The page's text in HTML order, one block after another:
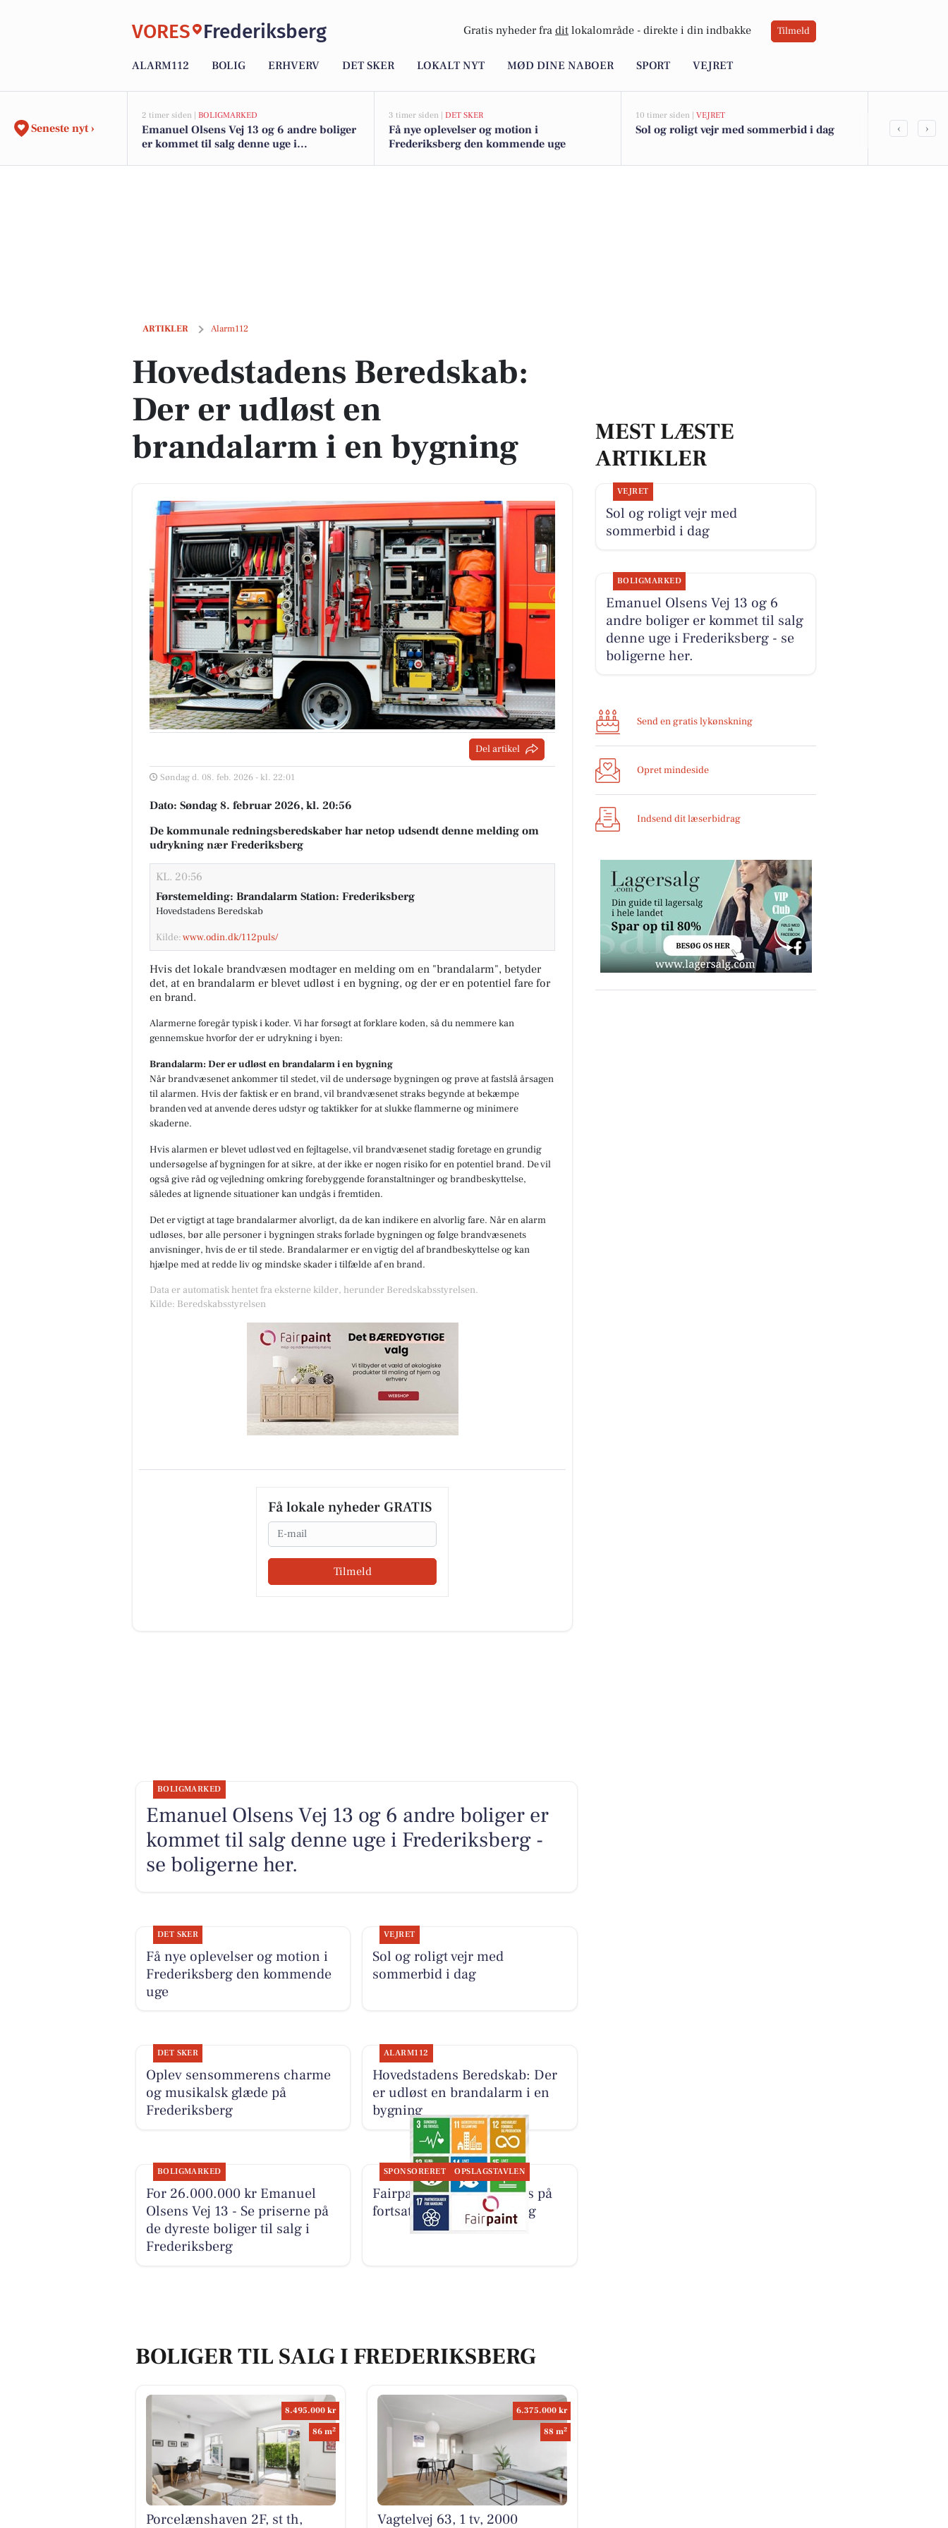
VORES Frederiksberg Gratis nyheder fra dit lokalområde - direkte i din indbakke Tilmeld
ALARM112 BOLIG ERHVERV DET SKER LOKALT NYT MØD DINE NABOER SPORT VEJRET
Seneste nyt ›
2 timer siden | BOLIGMARKED
Emanuel Olsens Vej 13 og 6 andre boliger
er kommet til salg denne uge i
3 timer siden | DET SKER
Få nye oplevelser og motion i
Frederiksberg den kommende uge
10 timer siden | VEJRET
Sol og roligt vejr med sommerbid i dag
Oplev
‹ ›
ARTIKLER Alarm112
Hovedstadens Beredskab: Der er udløst en brandalarm i en bygning
Hovedstadens Beredskab:
Der er udløst en
brandalarm i en bygning
Del artikel
Søndag d. 08. feb. 2026 - kl. 22:01
Dato: Søndag 8. februar 2026, kl. 20:56
De kommunale redningsberedskaber har netop udsendt denne melding om
udrykning nær Frederiksberg
KL. 20:56
Førstemelding: Brandalarm Station: Frederiksberg
Hovedstadens Beredskab
Kilde:www.odin.dk/112puls/
Hvis det lokale brandvæsen modtager en melding om en "brandalarm", betyder
det, at en brandalarm er blevet udløst i en bygning, og der er en potentiel fare for
en brand.
Alarmerne foregår typisk i koder. Vi har forsøgt at forklare koden, så du nemmere kan
gennemskue hvorfor der er udrykning i byen:
Brandalarm: Der er udløst en brandalarm i en bygning
Når brandvæsenet ankommer til stedet, vil de undersøge bygningen og prøve at fastslå årsagen
til alarmen. Hvis der faktisk er en brand, vil brandvæsenet straks begynde at bekæmpe
branden ved at anvende deres udstyr og taktikker for at slukke flammerne og minimere
skaderne.
Hvis alarmen er blevet udløst ved en fejltagelse, vil brandvæsenet stadig foretage en grundig
undersøgelse af bygningen for at sikre, at der ikke er nogen risiko for en potentiel brand. De vil
også give råd og vejledning omkring forebyggende foranstaltninger og brandbeskyttelse,
således at lignende situationer kan undgås i fremtiden.
Det er vigtigt at tage brandalarmer alvorligt, da de kan indikere en alvorlig fare. Når en alarm
udløses, bør alle personer i bygningen straks forlade bygningen og følge brandvæsenets
anvisninger, hvis de er til stede. Brandalarmer er en vigtig del af brandbeskyttelse og kan
hjælpe med at redde liv og mindske skader i tilfælde af en brand.
Data er automatisk hentet fra eksterne kilder, herunder Beredskabsstyrelsen.
Kilde: Beredskabsstyrelsen
Få lokale nyheder GRATIS
Email
Tilmeld
MEST LÆSTE
ARTIKLER
VEJRET
Sol og roligt vejr med
sommerbid i dag
BOLIGMARKED
Emanuel Olsens Vej 13 og 6
andre boliger er kommet til salg
denne uge i Frederiksberg - se
boligerne her.
Send en gratis lykønskning
Opret mindeside
Indsend dit læserbidrag
BOLIGMARKED
Emanuel Olsens Vej 13 og 6 andre boliger er
kommet til salg denne uge i Frederiksberg -
se boligerne her.
DET SKER
Få nye oplevelser og motion i
Frederiksberg den kommende
uge
VEJRET
Sol og roligt vejr med
sommerbid i dag
DET SKER
Oplev sensommerens charme
og musikalsk glæde på
Frederiksberg
ALARM112
Hovedstadens Beredskab: Der
er udløst en brandalarm i en
bygning
BOLIGMARKED
For 26.000.000 kr Emanuel
Olsens Vej 13 - Se priserne på
de dyreste boliger til salg i
Frederiksberg
SPONSORERET OPSLAGSTAVLEN
Fairpaint ApS sætter fokus på
fortsat brug af plastmaling
BOLIGER TIL SALG I FREDERIKSBERG
8.495.000 kr
86 m2
Porcelænshaven 2F, st th,
6.375.000 kr
88 m2
Vagtelvej 63, 1 tv, 2000